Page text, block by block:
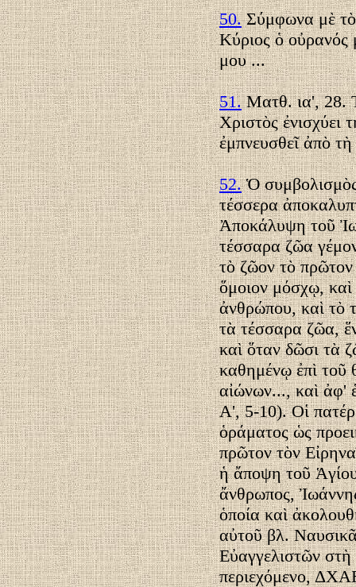
50.Σύμφωνα μὲ
Κύριος ὁ οὐρανός
μου ...
51.Ματθ. ια', 28.
Χριστὸς ἐνισχύει
ἐμπνευσθεῖ ἀπὸ
52.Ὁ
τέσσερα
Ἀποκάλυψη τοῦ
τέσσαρα ζῶα
τὸ ζῶον τὸ πρῶτον
ὅμοιον μόσχῳ,
ἀνθρώπου, καὶ τὸ
τὰ τέσσαρα ζῶα,
καὶ ὅταν δῶσι τὰ
καθημένῳ ἐπὶ τοῦ
αἰώνων..., καὶ ἀφ'
Α', 5-10). Οἱ
ὁράματος ὡς
πρῶτον τὸν
ἡ ἄποψη τοῦ
ἄνθρωπος,
ὁποία καὶ
αὐτοῦ βλ.
Εὐαγγελιστῶν
περιεχόμενο,